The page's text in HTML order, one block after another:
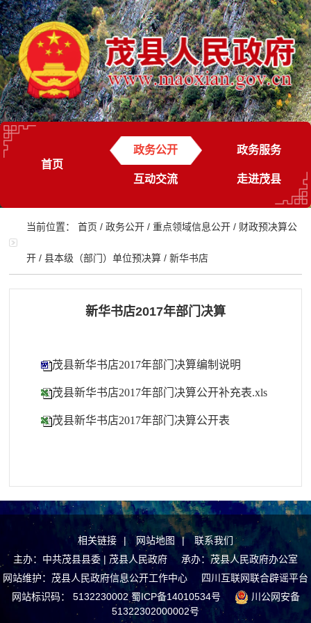
首页
政务公开 政务服务
互动交流 走进茂县
当前位置：首页 /政务公开 /重点领域信息公开 / 财政预决算公
开 /县本级（部门）单位预决算 /新华书店
新华书店2017年部门决算
茂县新华书店2017年部门决算编制说明
茂县新华书店2017年部门决算公开补充表.xls
茂县新华书店2017年部门决算公开表
相关链接 | 网站地图 |
联系我们
主办：中共茂县县委 | 茂县人民政府 承办：茂县人民政府办公室
网站维护：茂县人民政府信息公开工作中心
四川互联网联合辟谣平台
网站标识码： 5132230002蜀ICP备14010534号
川公网安备
51322302000002号